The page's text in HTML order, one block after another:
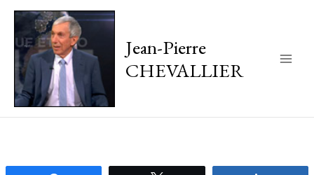
Jean-Pierre
CHEVALLIER